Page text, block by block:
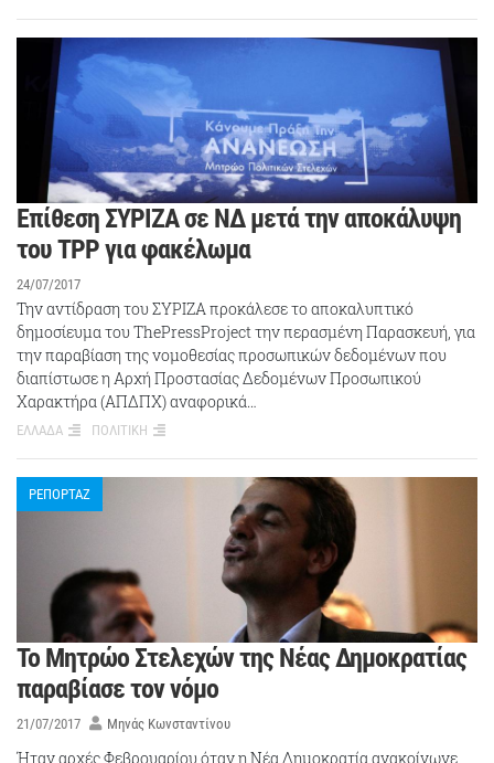
Επίθεση ΣΥΡΙΖΑ σε ΝΔ μετά την αποκάλυψη
του TPP για φακέλωμα
24/07/2017
Την αντίδραση του ΣΥΡΙΖΑ προκάλεσε το αποκαλυπτικό
δημοσίευμα του ThePressProject την περασμένη Παρασκευή, για
την παραβίαση της νομοθεσίας προσωπικών δεδομένων που
διαπίστωσε η Αρχή Προστασίας Δεδομένων Προσωπικού
Χαρακτήρα (ΑΠΔΠΧ) αναφορικά…
ΕΛΛΑΔΑ ΠΟΛΙΤΙΚΗ
ΡΕΠΟΡΤΑΖ
Το Μητρώο Στελεχών της Νέας Δημοκρατίας
παραβίασε τον νόμο
21/07/2017 Μηνάς Κωνσταντίνου
Ήταν αρχές Φεβρουαρίου όταν η Νέα Δημοκρατία ανακοίνωνε